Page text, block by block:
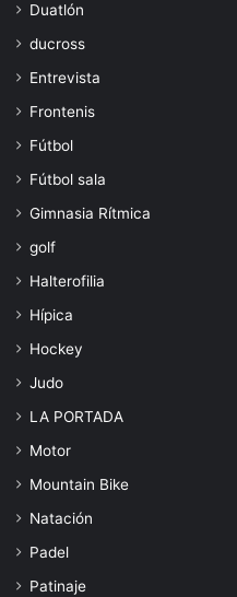
Duatlón
ducross
Entrevista
Frontenis
Fútbol
Fútbol sala
Gimnasia Rítmica
golf
Halterofilia
Hípica
Hockey
Judo
LA PORTADA
Motor
Mountain Bike
Natación
Padel
Patinaje